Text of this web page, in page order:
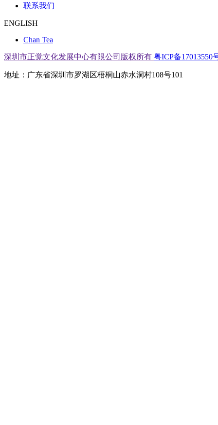
联系我们
ENGLISH
Chan Tea
深圳市正觉文化发展中心有限公司版权所有 粤ICP备17013550
地址：广东省深圳市罗湖区梧桐山赤水洞村108号101